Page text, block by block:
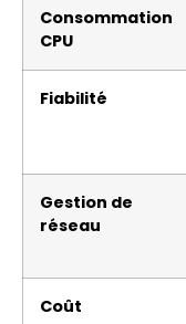
Consommation
CPU
Fiabilité
Gestion de
réseau
Coût